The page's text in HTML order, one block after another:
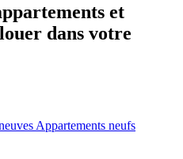
et
dans votre
Appartements neufs